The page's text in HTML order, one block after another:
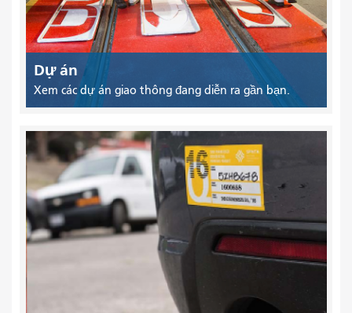
Dự án
Xem các dự án giao thông đang diễn ra gần bạn.